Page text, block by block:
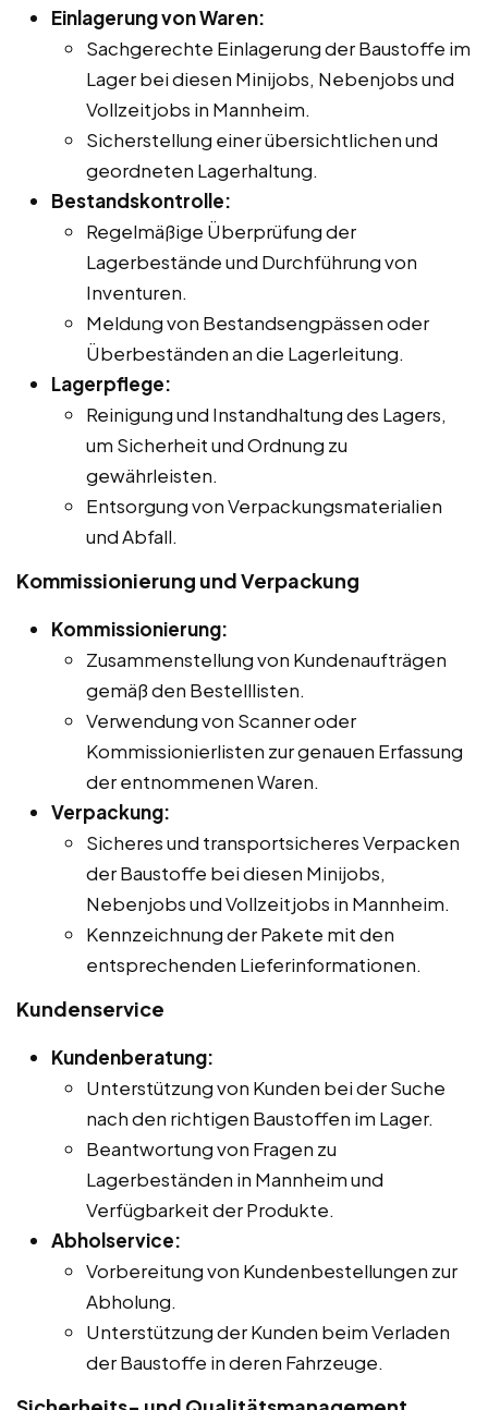
Einlagerung von Waren:
Sachgerechte Einlagerung der Baustoffe im
Lager bei diesen Minijobs, Nebenjobs und
Vollzeitjobs in Mannheim.
Sicherstellung einer übersichtlichen und
geordneten Lagerhaltung.
Bestandskontrolle:
Regelmäßige Überprüfung der
Lagerbestände und Durchführung von
Inventuren.
Meldung von Bestandsengpässen oder
Überbeständen an die Lagerleitung.
Lagerpflege:
Reinigung und Instandhaltung des Lagers,
um Sicherheit und Ordnung zu
gewährleisten.
Entsorgung von Verpackungsmaterialien
und Abfall.
Kommissionierung und Verpackung
Kommissionierung:
Zusammenstellung von Kundenaufträgen
gemäß den Bestelllisten.
Verwendung von Scanner oder
Kommissionierlisten zur genauen Erfassung
der entnommenen Waren.
Verpackung:
Sicheres und transportsicheres Verpacken
der Baustoffe bei diesen Minijobs,
Nebenjobs und Vollzeitjobs in Mannheim.
Kennzeichnung der Pakete mit den
entsprechenden Lieferinformationen.
Kundenservice
Kundenberatung:
Unterstützung von Kunden bei der Suche
nach den richtigen Baustoffen im Lager.
Beantwortung von Fragen zu
Lagerbeständen in Mannheim und
Verfügbarkeit der Produkte.
Abholservice:
Vorbereitung von Kundenbestellungen zur
Abholung.
Unterstützung der Kunden beim Verladen
der Baustoffe in deren Fahrzeuge.